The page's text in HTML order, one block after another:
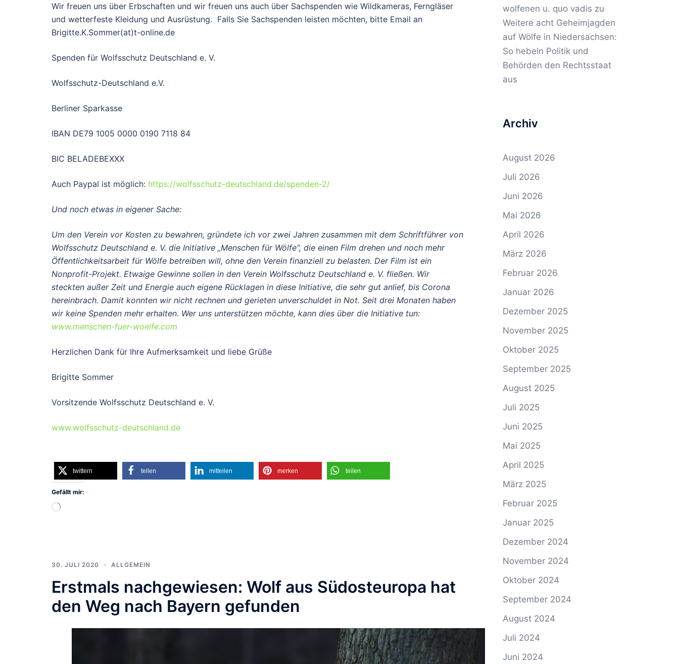
Wir freuen uns über Erbschaften und wir freuen uns auch über Sachspenden wie Wildkameras, Ferngläser
und wetterfeste Kleidung und Ausrüstung. Falls Sie Sachspenden leisten möchten, bitte Email an
Brigitte.K.Sommer(at)t-online.de
Spenden für Wolfsschutz Deutschland e. V.
Wolfsschutz-Deutschland e.V.
Berliner Sparkasse
IBAN DE79 1005 0000 0190 7118 84
BIC BELADEBEXXX
Auch Paypal ist möglich: https://wolfsschutz-deutschland.de/spenden-2/
Und noch etwas in eigener Sache:
Um den Verein vor Kosten zu bewahren, gründete ich vor zwei Jahren zusammen mit dem Schriftführer von
Wolfsschutz Deutschland e. V. die Initiative „Menschen für Wölfe“, die einen Film drehen und noch mehr
Öffentlichkeitsarbeit für Wölfe betreiben will, ohne den Verein finanziell zu belasten. Der Film ist ein
Nonprofit-Projekt. Etwaige Gewinne sollen in den Verein Wolfsschutz Deutschland e. V. fließen. Wir
steckten außer Zeit und Energie auch eigene Rücklagen in diese Initiative, die sehr gut anlief, bis Corona
hereinbrach. Damit konnten wir nicht rechnen und gerieten unverschuldet in Not. Seit drei Monaten haben
wir keine Spenden mehr erhalten. Wer uns unterstützen möchte, kann dies über die Initiative tun:
www.menschen-fuer-woelfe.com
Herzlichen Dank für Ihre Aufmerksamkeit und liebe Grüße
Brigitte Sommer
Vorsitzende Wolfsschutz Deutschland e. V.
www.wolfsschutz-deutschland.de
twittern teilen mitteilen merken teilen
Gefällt mir:
Wird
30. JULI 2020 ALLGEMEIN
Erstmals nachgewiesen: Wolf aus Südosteuropa hat
den Weg nach Bayern gefunden
wolfenen u. quo vadis zu
Weitere acht Geheimjagden
auf Wölfe in Niedersachsen:
So hebeln Politik und
Behörden den Rechtsstaat
aus
Archiv
August 2026
Juli 2026
Juni 2026
Mai 2026
April 2026
März 2026
Februar 2026
Januar 2026
Dezember 2025
November 2025
Oktober 2025
September 2025
August 2025
Juli 2025
Juni 2025
Mai 2025
April 2025
März 2025
Februar 2025
Januar 2025
Dezember 2024
November 2024
Oktober 2024
September 2024
August 2024
Juli 2024
Juni 2024